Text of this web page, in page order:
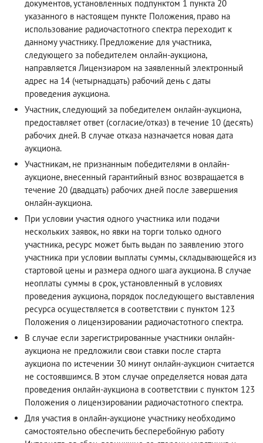
документов, установленных подпунктом 1 пункта 20
указанного в настоящем пункте Положения, право на
использование радиочастотного спектра переходит к
данному участнику. Предложение для участника,
следующего за победителем онлайн-аукциона,
направляется Лицензиаром на заявленный электронный
адрес на 14 (четырнадцать) рабочий день с даты
проведения аукциона.
Участник, следующий за победителем онлайн-аукциона,
предоставляет ответ (согласие/отказ) в течение 10 (десять)
рабочих дней. В случае отказа назначается новая дата
аукциона.
Участникам, не признанным победителями в онлайн-
аукционе, внесенный гарантийный взнос возвращается в
течение 20 (двадцать) рабочих дней после завершения
онлайн-аукциона.
При условии участия одного участника или подачи
нескольких заявок, но явки на торги только одного
участника, ресурс может быть выдан по заявлению этого
участника при условии выплаты суммы, складывающейся из
стартовой цены и размера одного шага аукциона. В случае
неоплаты суммы в срок, установленный в условиях
проведения аукциона, порядок последующего выставления
ресурса осуществляется в соответствии с пунктом 123
Положения о лицензировании радиочастотного спектра.
В случае если зарегистрированные участники онлайн-
аукциона не предложили свои ставки после старта
аукциона по истечении 30 минут онлайн-аукцион считается
не состоявшимся. В этом случае определяется новая дата
проведения онлайн-аукциона в соответствии с пунктом 123
Положения о лицензировании радиочастотного спектра.
Для участия в онлайн-аукционе участнику необходимо
самостоятельно обеспечить бесперебойную работу